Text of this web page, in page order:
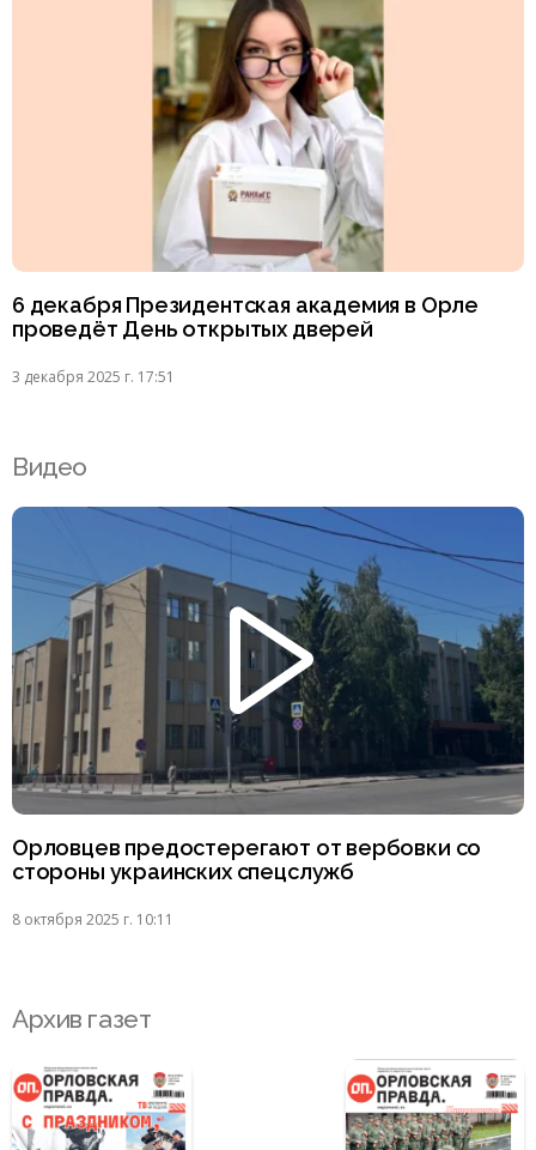
6 декабря Президентская академия в Орле
проведёт День открытых дверей
3 декабря 2025 г. 17:51
Видео
Орловцев предостерегают от вербовки со
стороны украинских спецслужб
8 октября 2025 г. 10:11
Архив газет